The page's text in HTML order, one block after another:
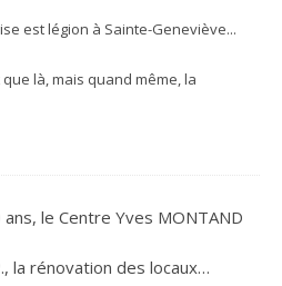
est légion à Sainte-Geneviève...
là, mais quand même, la
ans, le Centre Yves MONTAND
la rénovation des locaux…